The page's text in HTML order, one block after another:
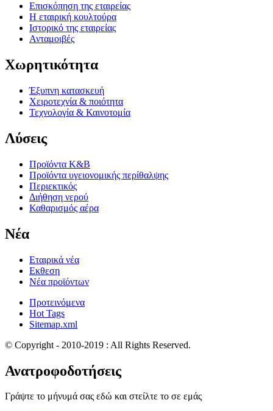
Επισκόπηση της εταιρείας
Η εταιρική κουλτούρα
Ιστορικό της εταιρείας
Ανταμοιβές
Χωρητικότητα
Έξυπνη κατασκευή
Χειροτεχνία & ποιότητα
Τεχνολογία & Καινοτομία
Λύσεις
Προϊόντα K&B
Προϊόντα υγειονομικής περίθαλψης
Περιεκτικός
Διήθηση νερού
Καθαρισμός αέρα
Νέα
Εταιρικά νέα
Εκθεση
Νέα προϊόντων
Προτεινόμενα
Hot Tags
Sitemap.xml
© Copyright - 2010-2019 : All Rights Reserved.
Ανατροφοδοτήσεις
Γράψτε το μήνυμά σας εδώ και στείλτε το σε εμάς